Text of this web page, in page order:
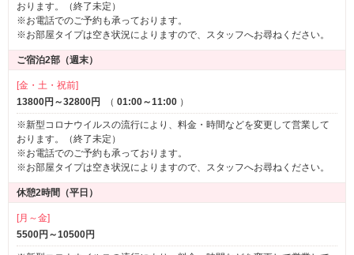
おります。（終了未定）
※お電話でのご予約も承っております。
※お部屋タイプは空き状況によりますので、スタッフへお尋ねください。
ご宿泊2部（週末）
[金・土・祝前]
13800円～32800円
（ 01:00～11:00 ）
※新型コロナウイルスの流行により、料金・時間などを変更して営業して
おります。（終了未定）
※お電話でのご予約も承っております。
※お部屋タイプは空き状況によりますので、スタッフへお尋ねください。
休憩2時間（平日）
[月～金]
5500円～10500円